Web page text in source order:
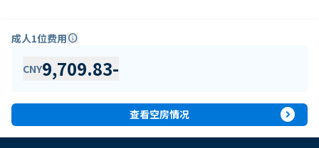
成人1位费用info
CNY9,709.83-
查看空房情况 expand_circle_right